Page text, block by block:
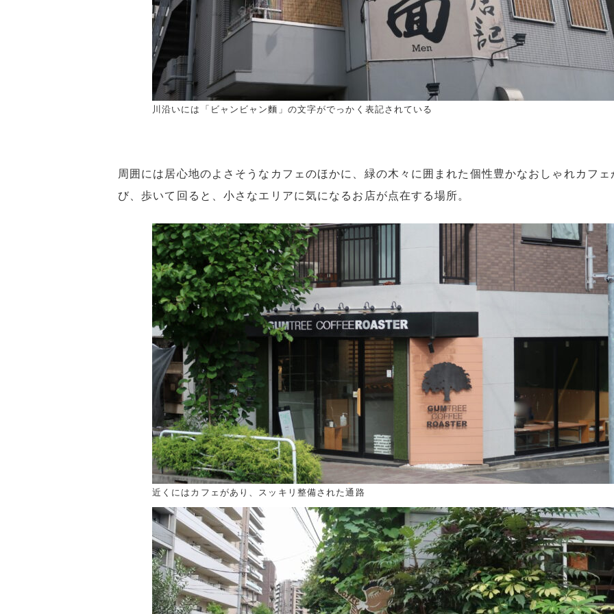
川沿いには「ビャンビャン麵」の文字がでっかく表記されている
周囲には居心地のよさそうなカフェのほかに、緑の木々に囲まれた個性豊かなおしゃれカフェ
び、歩いて回ると、小さなエリアに気になるお店が点在する場所。
近くにはカフェがあり、スッキリ整備された通路